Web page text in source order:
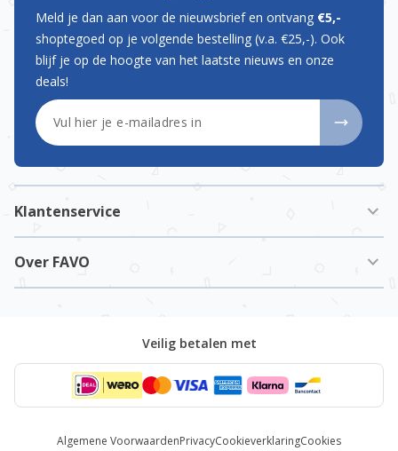
Klantenservice
Over FAVO
Meld je dan aan voor de nieuwsbrief en ontvang €5,-
shoptegoed op je volgende bestelling (v.a. €25,-). Ook
blijf je op de hoogte van het laatste nieuws en onze
deals!
E-mailadres
Algemene VoorwaardenPrivacyCookieverklaringCookies
Veilig betalen met